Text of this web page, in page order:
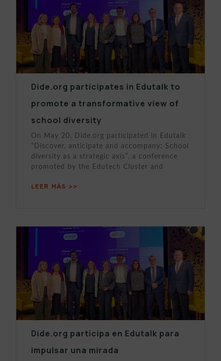
Dide.org participates in Edutalk to
promote a transformative view of
school diversity
On May 20, Dide.org participated in Edutalk
“Discover, anticipate and accompany: School
diversity as a strategic axis”, a conference
promoted by the Edutech Cluster and
LEER MÁS >>
Dide.org participa en Edutalk para
impulsar una mirada